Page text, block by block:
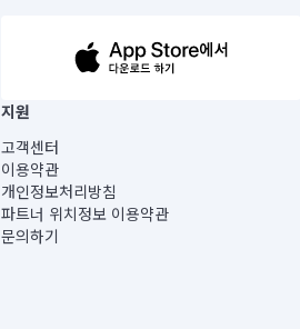
지원
고객센터
이용약관
개인정보처리방침
파트너 위치정보 이용약관
문의하기